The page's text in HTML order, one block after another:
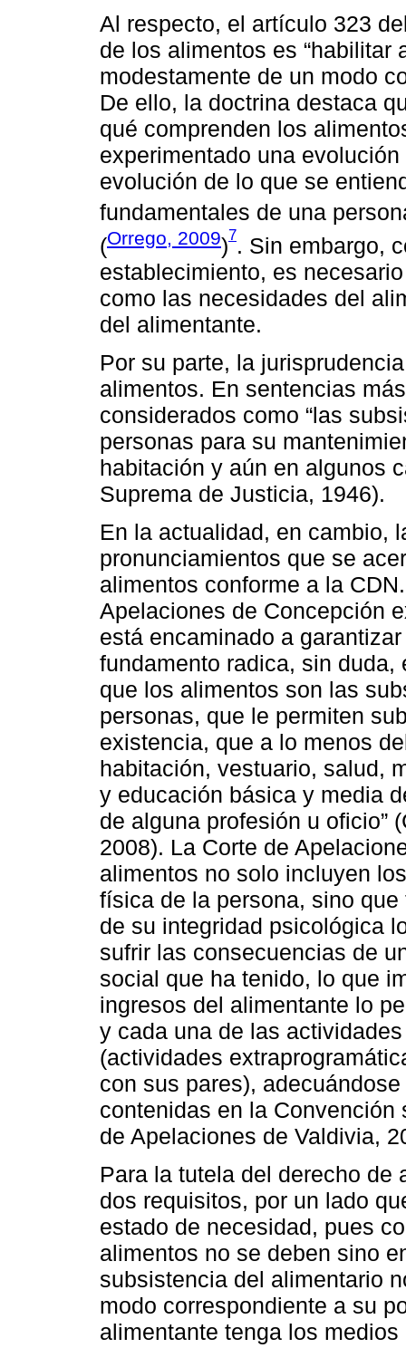
Al respecto, el artículo 323
de los alimentos es “habilitar
modestamente de un modo
De ello, la doctrina destaca
qué comprenden los
experimentado una
evolución de lo que se
fundamentales de una
(Orrego, 2009)7. Sin embargo,
establecimiento, es
como las necesidades del
del alimentante.
Por su parte, la
alimentos. En sentencias
considerados como “las
personas para su
habitación y aún en algunos
Suprema de Justicia, 1946).
En la actualidad, en cambio,
pronunciamientos que se
alimentos conforme a la
Apelaciones de Concepción
está encaminado a
fundamento radica, sin
que los alimentos son las
personas, que le permiten
existencia, que a lo menos
habitación, vestuario, salud,
y educación básica y media
de alguna profesión u oficio”
2008). La Corte de
alimentos no solo incluyen
física de la persona, sino
de su integridad psicológica
sufrir las consecuencias de
social que ha tenido, lo que
ingresos del alimentante lo
y cada una de las
(actividades
con sus pares),
contenidas en la Convención
de Apelaciones de Valdivia,
Para la tutela del derecho
dos requisitos, por un lado
estado de necesidad, pues
alimentos no se deben sino
subsistencia del alimentario
modo correspondiente a su
alimentante tenga los